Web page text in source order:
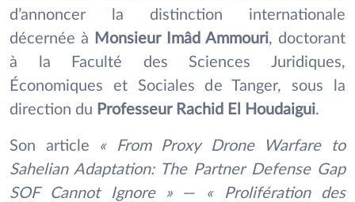
d’annoncer la distinction internationale
décernée à Monsieur Imâd Ammouri, doctorant
à la Faculté des Sciences Juridiques,
Économiques et Sociales de Tanger, sous la
direction du Professeur Rachid El Houdaigui.
Son article « From Proxy Drone Warfare to
Sahelian Adaptation: The Partner Defense Gap
SOF Cannot Ignore »— « Prolifération des